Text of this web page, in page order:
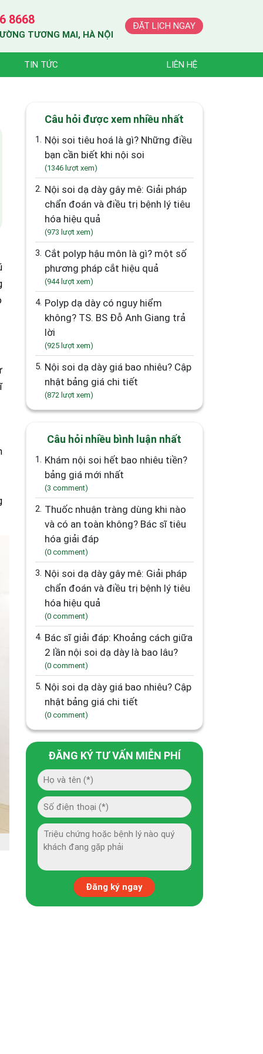
8668
TƯƠNG MAI, HÀ NỘI
ĐẶT LỊCH NGAY
TIN TỨC LIÊN HỆ
Câu hỏi được xem nhiều nhất
1. Nội soi tiêu hoá là gì? Những điều
bạn cần biết khi nội soi
(1346 lượt xem)
2. Nội soi dạ dày gây mê: Giải pháp
chẩn đoán và điều trị bệnh lý tiêu
hóa hiệu quả
(973 lượt xem)
3. Cắt polyp hậu môn là gì? một số
phương pháp cắt hiệu quả
(944 lượt xem)
4. Polyp dạ dày có nguy hiểm
không? TS. BS Đỗ Anh Giang trả
lời
(925 lượt xem)
5. Nội soi dạ dày giá bao nhiêu? Cập
nhật bảng giá chi tiết
(872 lượt xem)
Câu hỏi nhiều bình luận nhất
1. Khám nội soi hết bao nhiêu tiền?
bảng giá mới nhất
(3 comment)
2. Thuốc nhuận tràng dùng khi nào
và có an toàn không? Bác sĩ tiêu
hóa giải đáp
(0 comment)
3. Nội soi dạ dày gây mê: Giải pháp
chẩn đoán và điều trị bệnh lý tiêu
hóa hiệu quả
(0 comment)
4. Bác sĩ giải đáp: Khoảng cách giữa
2 lần nội soi dạ dày là bao lâu?
(0 comment)
5. Nội soi dạ dày giá bao nhiêu? Cập
nhật bảng giá chi tiết
(0 comment)
ĐĂNG KÝ TƯ VẤN MIỄN PHÍ